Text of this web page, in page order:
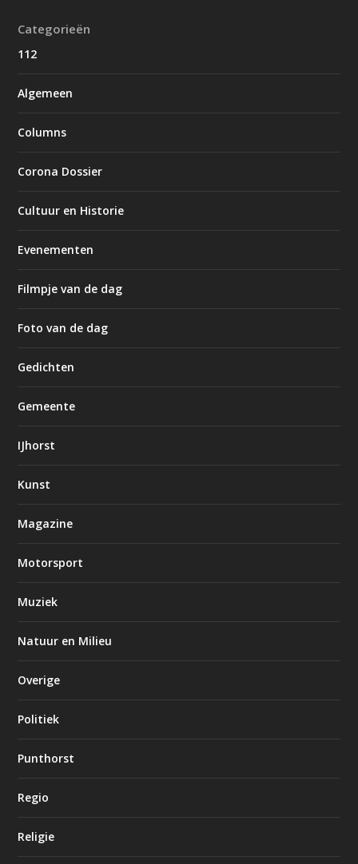
Categorieën
112
Algemeen
Columns
Corona Dossier
Cultuur en Historie
Evenementen
Filmpje van de dag
Foto van de dag
Gedichten
Gemeente
IJhorst
Kunst
Magazine
Motorsport
Muziek
Natuur en Milieu
Overige
Politiek
Punthorst
Regio
Religie